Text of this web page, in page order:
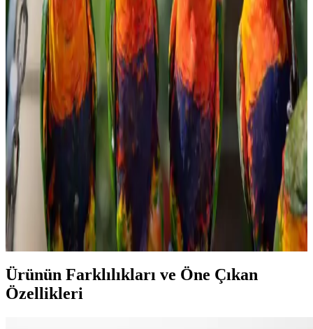
Bozkırlı Çavuşoğlu tahin, yüksek kaliteli susam ve doğal üretim
yöntemleriyle sağlıklı beslenmeye uygun, marketlerde sık tercih
edilen organik ve katkısız bir tahin seçeneğidir.
Migros'ta Pratik ve Lezzetli Haşlamalık Mısır
Seçenekleri ve Kullanım İpuçları
Migros'ta satılan haşlamalık mısır, pratik hazırlanabilirliği ve sağlıklı
içeriğiyle öne çıkar. Taze veya dondurulmuş seçenekleriyle çeşitli
yemeklerde ve atıştırmalıklarda kullanılabilir, sofralarınıza lezzet
katmaya devam eder.
Konak Şekerleme ve Tatlı Sektöründe Tüketici
Tercihleri ve Piyasa Analizi
Şekerleme ve tatlı ürünleri, tüketicilerin ilgisini çeken geniş bir
yelpazeye sahiptir. Kalite, hijyen ve doğal içerik ön planda olup,
rekabet ve yenilikçilik sektörde öne çıkmayı sağlar.
Ürünün Farklılıkları ve Öne Çıkan
Özellikleri